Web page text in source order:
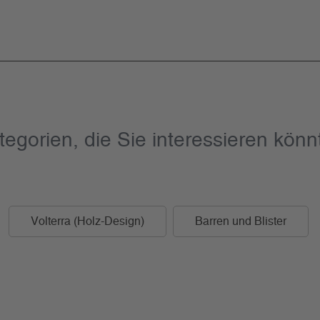
die Sie interessieren
Volterra (Holz-Design) Barren und Blister